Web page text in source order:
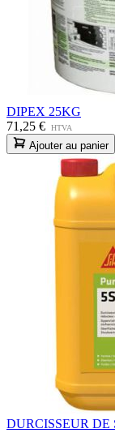
DIPEX 25KG
71,25 €
HTVA
Ajouter au panier
DURCISSEUR DE